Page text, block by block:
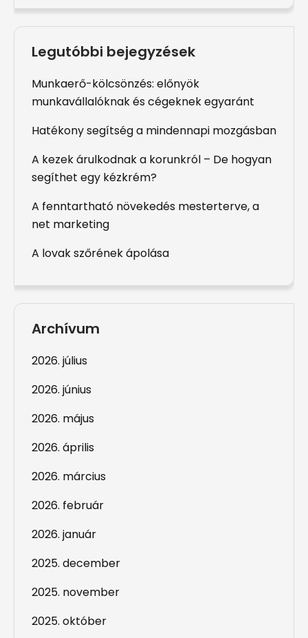
Legutóbbi bejegyzések
Munkaerő-kölcsönzés: előnyök
munkavállalóknak és cégeknek egyaránt
Hatékony segítség a mindennapi mozgásban
A kezek árulkodnak a korunkról – De hogyan
segíthet egy kézkrém?
A fenntartható növekedés mesterterve, a
net marketing
A lovak szőrének ápolása
Archívum
2026. július
2026. június
2026. május
2026. április
2026. március
2026. február
2026. január
2025. december
2025. november
2025. október